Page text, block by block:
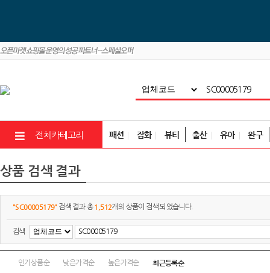
전체카테고리 패션 잡화 뷰티 출산 유아 완구
상품 검색 결과
"SC00005179" 검색 결과 총1,512개의 상품이 검색 되었습니다.
검색
인기상품순 낮은가격순 높은가격순 최근등록순